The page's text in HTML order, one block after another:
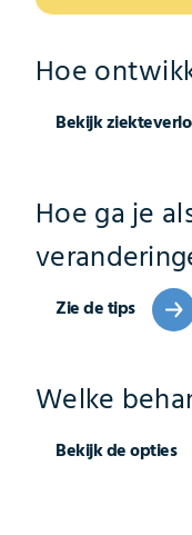
Hoe
Bekijk
Hoe ga je
Zie de tips
Welke
Bekijk de opties